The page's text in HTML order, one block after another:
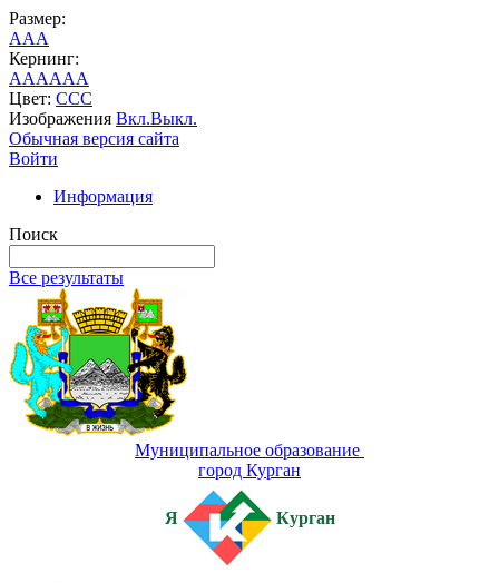
Размер:
AAA
Кернинг:
AAAAAA
Цвет: CCC
Изображения Вкл.Выкл.
Обычная версия сайта
Войти
Информация
Поиск
Все результаты
Муниципальное образование
город Курган
Я Курган